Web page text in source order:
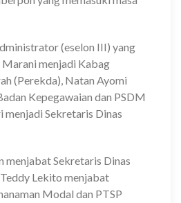
(eselon III) yang
menjadi Kabag
(Perekda), Natan Ayomi
Kepegawaian dan PSDM
Sekretaris Dinas
menjabat Sekretaris Dinas
Lekito menjabat
Modal dan PTSP